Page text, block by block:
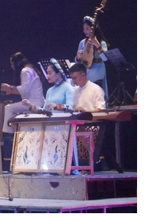
tiếp bằng nhạc cụ dân